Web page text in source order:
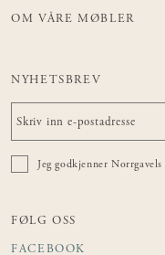
OM VÅRE MØBLER
NYHETSBREV
Jeg godkjenner Norrgavels
FØLG OSS
FACEBOOK